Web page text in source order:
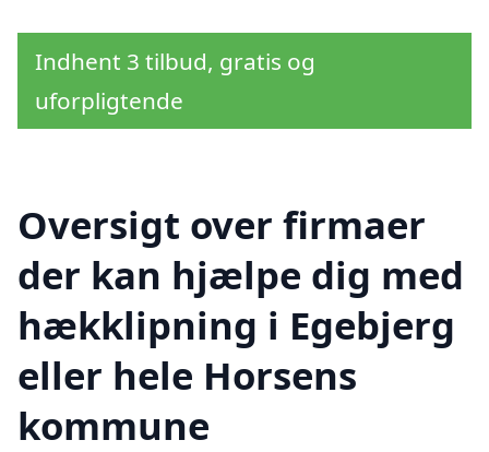
Indhent 3 tilbud, gratis og
uforpligtende
Oversigt over firmaer
der kan hjælpe dig med
hækklipning i Egebjerg
eller hele Horsens
kommune